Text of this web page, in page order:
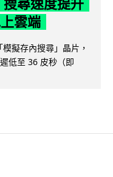
尋速度提升
雲端
擬存內搜尋」晶片，
低至 36 皮秒（即